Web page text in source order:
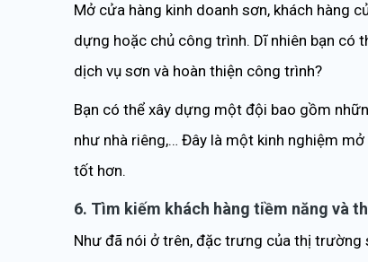
Mở cửa hàng kinh doanh sơn, khách hàng
dựng hoặc chủ công trình. Dĩ nhiên bạn có
dịch vụ sơn và hoàn thiện công trình?
Bạn có thể xây dựng một đội bao gồm
như nhà riêng,… Đây là một kinh nghiệm
tốt hơn.
6. Tìm kiếm khách hàng tiềm năng và
Như đã nói ở trên, đặc trưng của thị